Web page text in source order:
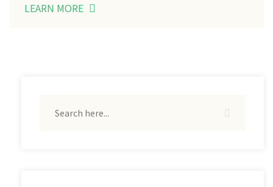
LEARN MORE